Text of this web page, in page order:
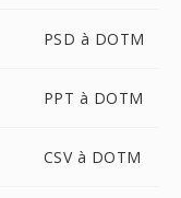
PSD à DOTM
PPT à DOTM
CSV à DOTM